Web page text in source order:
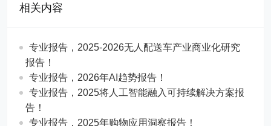
相关内容
专业报告，2025-2026无人配送车产业商业化研究
报告！
专业报告，2026年AI趋势报告！
​​专业报告，2025将人工智能融入可持续解决方案报
告！
专业报告，2025年购物应用洞察报告！